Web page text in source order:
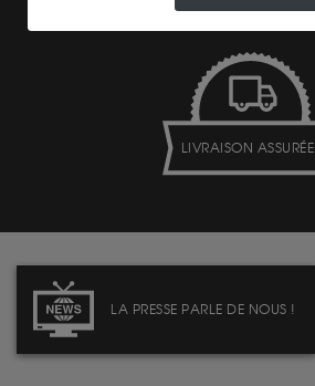
LIVRAISON ASSURÉE
LA PRESSE PARLE DE NOUS !